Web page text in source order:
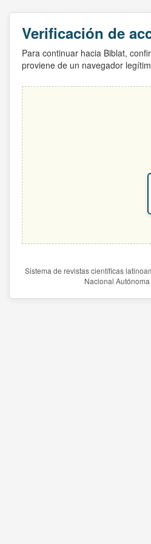
Verificación de
Para continuar hacia Biblat,
proviene de un navegador
Sistema de revistas científicas
Nacional